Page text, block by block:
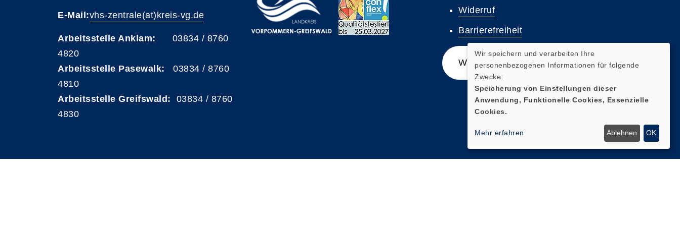
E-Mail:vhs-zentrale(at)kreis-vg.de
Arbeitsstelle Anklam: 03834 / 8760
4820
Arbeitsstelle Pasewalk: 03834 / 8760
4810
Arbeitsstelle Greifswald: 03834 / 8760
4830
Widerruf
Barrierefreiheit
Widerrufsformular
Wir speichern und verarbeiten Ihre
personenbezogenen Informationen für folgende
Zwecke:
Speicherung von Einstellungen dieser
Anwendung, Funktionelle Cookies, Essenzielle
Cookies.
Mehr erfahren Ablehnen OK